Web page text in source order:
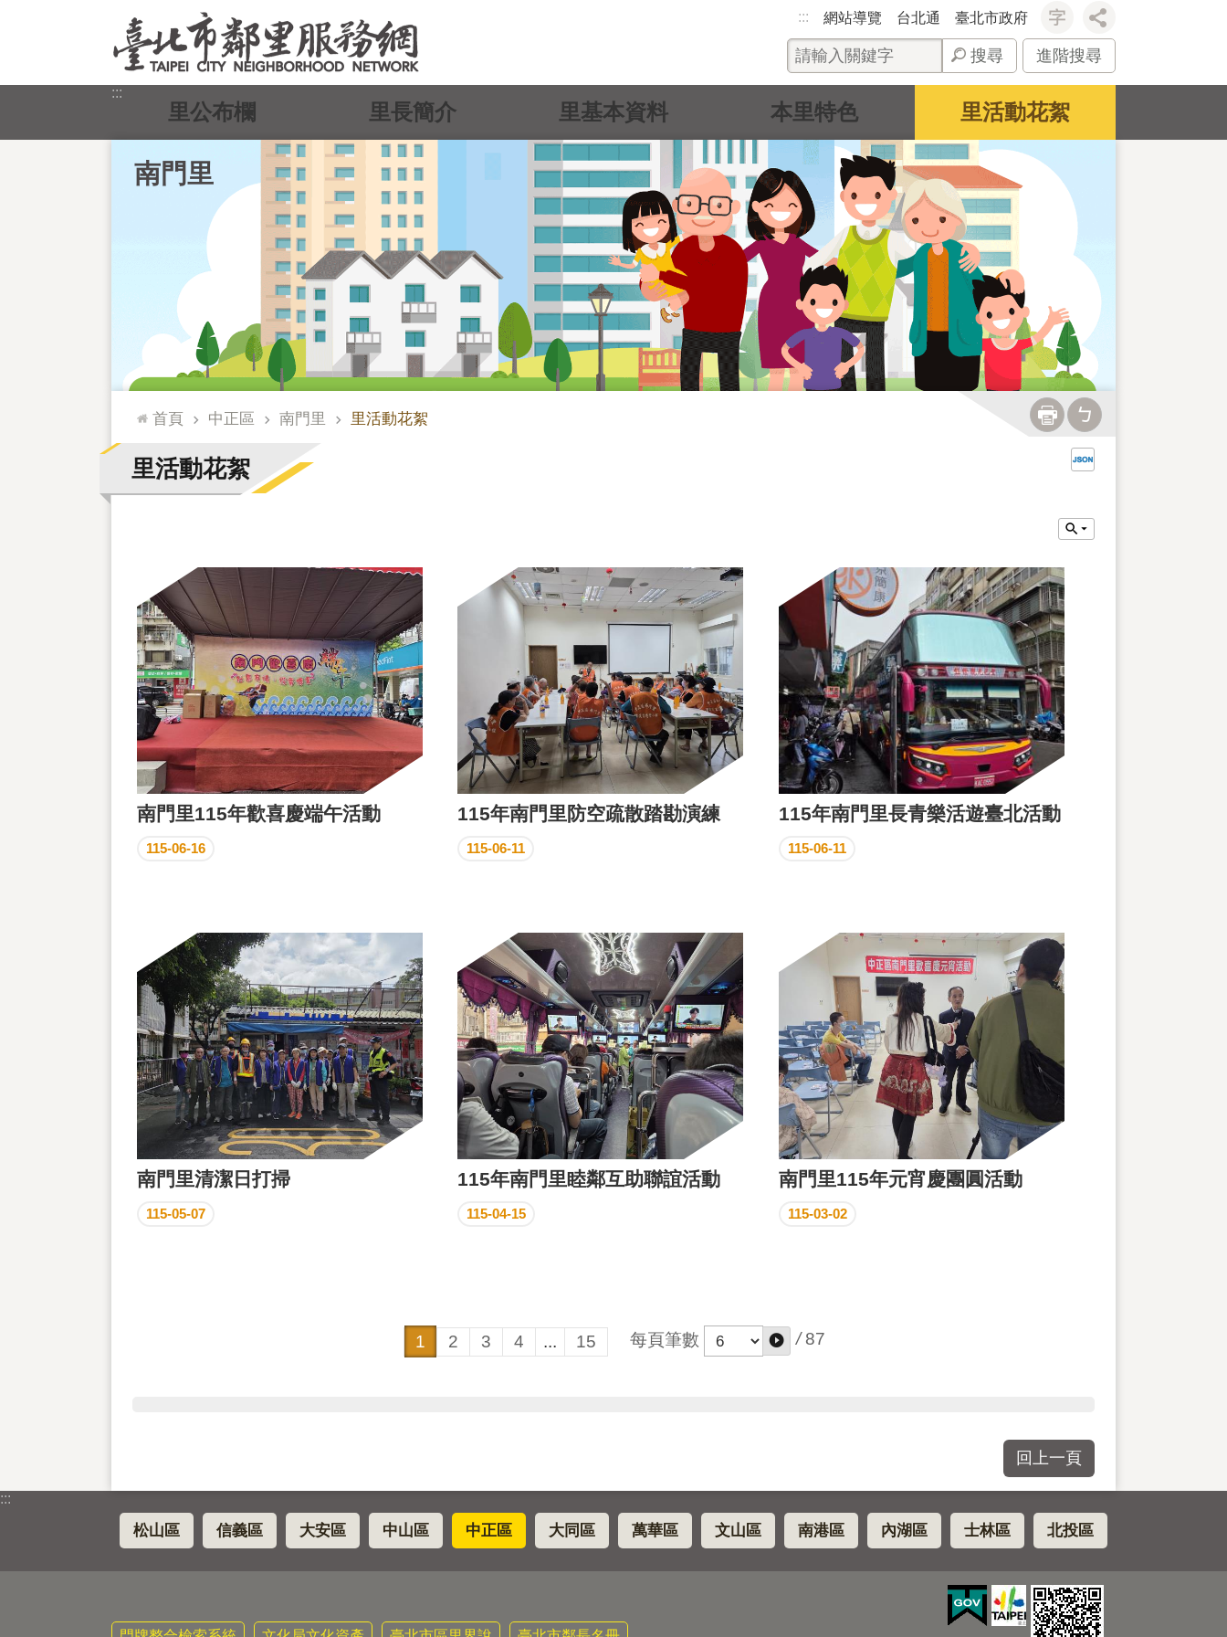
::: 網站導覽 台北通 臺北市政府
搜尋 進階搜尋
:::
南門里
里公布欄 里長簡介 里基本資料 本里特色 里活動花絮
::: 首頁 中正區 南門里 里活動花絮
里活動花絮
南門里115年歡喜慶端午活動
115-06-16
115年南門里防空疏散踏勘演練
115-06-11
115年南門里長青樂活遊臺北活動
115-06-11
南門里清潔日打掃
115-05-07
115年南門里睦鄰互助聯誼活動
115-04-15
南門里115年元宵慶團圓活動
115-03-02
1 2 3 4 ... 15 每頁筆數 / 87
回上一頁
:::
松山區 信義區 大安區 中山區 中正區 大同區 萬華區 文山區 南港區 內湖區 士林區 北投區